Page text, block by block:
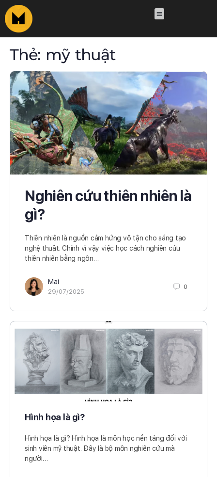
Thẻ: mỹ thuật
Nghiên cứu thiên nhiên là
gì?
Thiên nhiên là nguồn cảm hứng vô tận cho sáng tạo
nghệ thuật. Chính vì vậy việc học cách nghiên cứu
thiên nhiên bằng ngôn…
Mai
29/07/2025
0
Hình họa là gì?
Hình họa là gì? Hình họa là môn học nền tảng đối với
sinh viên mỹ thuật. Đây là bộ môn nghiên cứu mà
người…